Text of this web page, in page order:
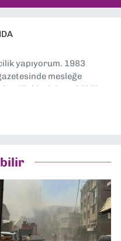
yapıyorum. 1983
mesleğe
Türkiye’nin en köklü
yardımcısı ve spor
yaptım. Ayrıca Yeni
yapıyorum